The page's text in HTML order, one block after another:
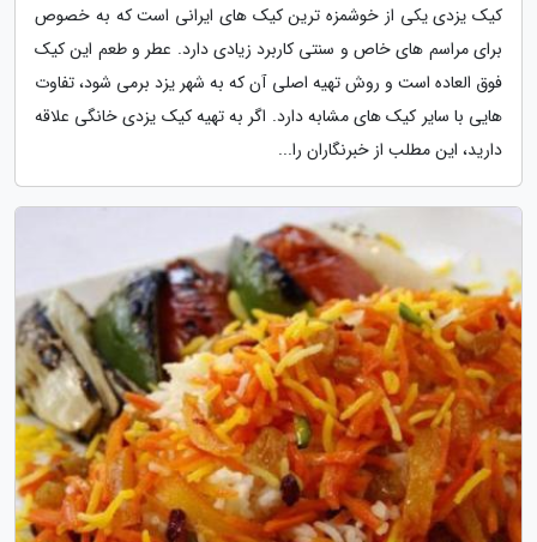
کیک یزدی یکی از خوشمزه ترین کیک های ایرانی است که به خصوص
برای مراسم های خاص و سنتی کاربرد زیادی دارد. عطر و طعم این کیک
فوق العاده است و روش تهیه اصلی آن که به شهر یزد برمی شود، تفاوت
هایی با سایر کیک های مشابه دارد. اگر به تهیه کیک یزدی خانگی علاقه
دارید، این مطلب از خبرنگاران را...